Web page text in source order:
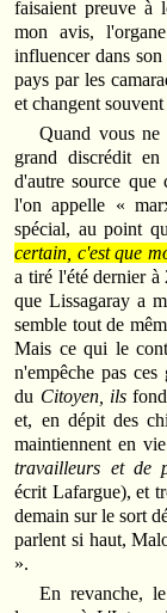
faisaient preuve à
mon avis,
influencer dans
pays par les
et changent
Quand vous ne
grand discrédit en
d'autre source que
l'on appelle «
spécial, au point
certain, c'est que
a tiré l'été dernier à
que Lissagaray a
semble tout de
Mais ce qui le
n'empêche pas
du Citoyen, ils
et, en dépit des
maintiennent en
travailleurs et de
écrit Lafargue), et
demain sur le sort
parlent si haut,
».
En revanche,